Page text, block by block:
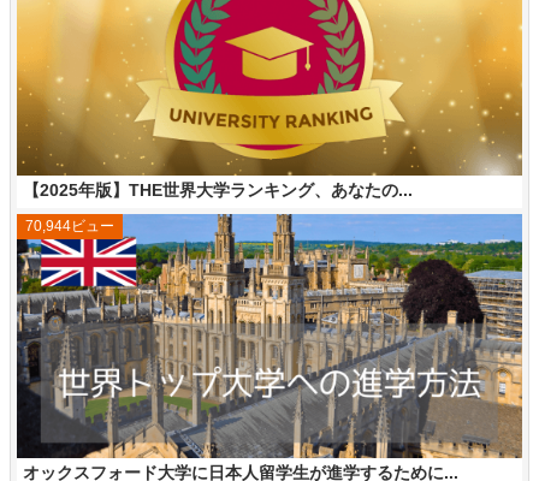
【2025年版】THE世界大学ランキング、あなたの...
オックスフォード大学に日本人留学生が進学するために...
70,944ビュー